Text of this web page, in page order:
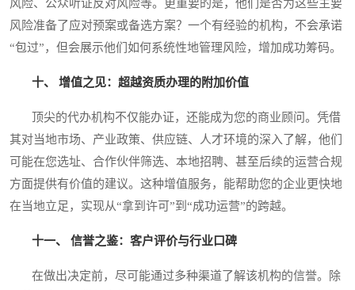
风险、公众听证反对风险等。更重要的是，他们是否为这些主要
风险准备了应对预案或备选方案？一个有经验的机构，不会承诺
“包过”，但会展示他们如何系统性地管理风险，增加成功筹码。
十、 增值之见：超越资质办理的附加价值
顶尖的代办机构不仅能办证，还能成为您的商业顾问。凭借
其对当地市场、产业政策、供应链、人才环境的深入了解，他们
可能在您选址、合作伙伴筛选、本地招聘、甚至后续的运营合规
方面提供有价值的建议。这种增值服务，能帮助您的企业更快地
在当地立足，实现从“拿到许可”到“成功运营”的跨越。
十一、 信誉之鉴：客户评价与行业口碑
在做出决定前，尽可能通过多种渠道了解该机构的信誉。除